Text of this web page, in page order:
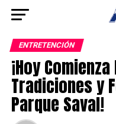
ENTRETENCIÓN
¡Hoy
Tradiciones y
Parque Saval!